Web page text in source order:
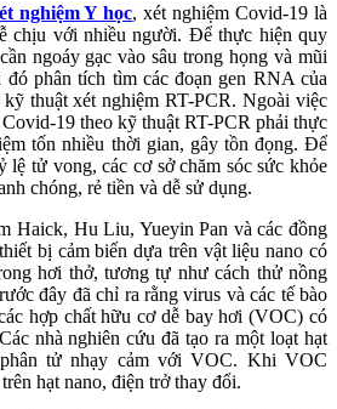
nghiệm Y học, xét nghiệm Covid-19 là
chịu với nhiều người. Để thực hiện quy
ngoáy gạc vào sâu trong họng và mũi
đó phân tích tìm các đoạn gen RNA của
thuật xét nghiệm RT-PCR. Ngoài việc
19 theo kỹ thuật RT-PCR phải thực
tốn nhiều thời gian, gây tồn đọng. Để
lệ tử vong, các cơ sở chăm sóc sức khỏe
chóng, rẻ tiền và dễ sử dụng.
Haick, Hu Liu, Yueyin Pan và các đồng
bị cảm biến dựa trên vật liệu nano có
hơi thở, tương tự như cách thử nồng
đây đã chỉ ra rằng virus và các tế bào
hợp chất hữu cơ dễ bay hơi (VOC) có
nhà nghiên cứu đã tạo ra một loạt hạt
tử nhạy cảm với VOC. Khi VOC
hạt nano, điện trở thay đổi.